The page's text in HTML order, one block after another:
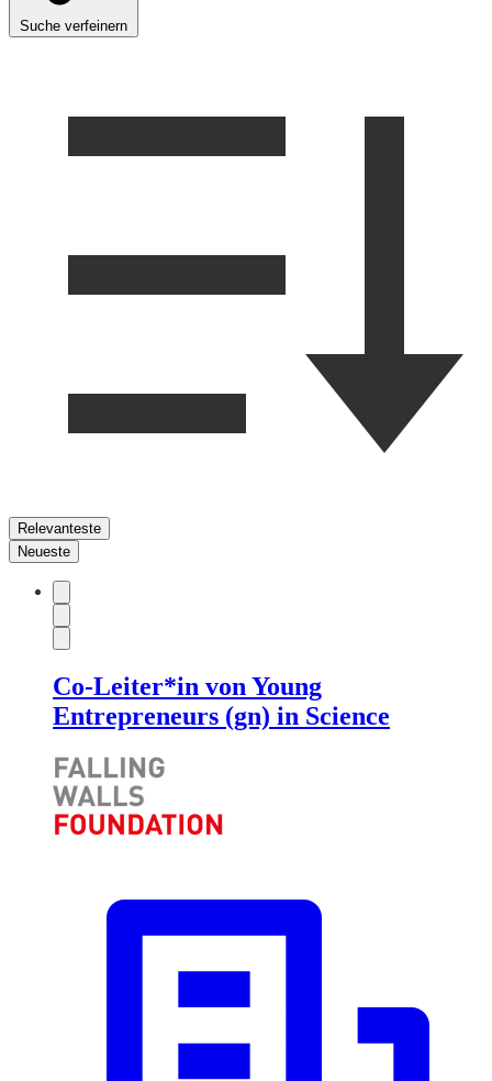
Suche verfeinern
Relevanteste
Neueste
Co-Leiter*in von Young
Entrepreneurs (gn) in Science